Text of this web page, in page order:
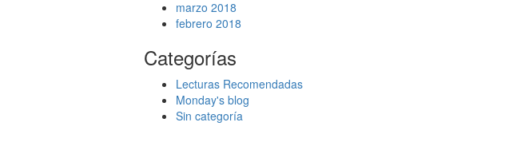
marzo 2018
febrero 2018
Categorías
Lecturas Recomendadas
Monday's blog
Sin categoría